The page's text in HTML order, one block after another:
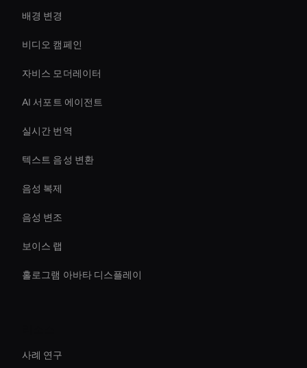
배경 변경
비디오 캠페인
자비스 모더레이터
AI 서포트 에이전트
실시간 번역
텍스트 음성 변환
음성 복제
음성 변조
보이스 랩
홀로그램 아바타 디스플레이
사례 연구